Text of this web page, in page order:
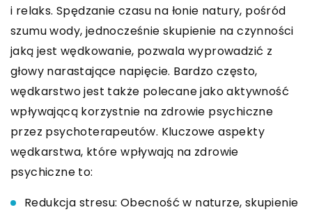
i relaks. Spędzanie czasu na łonie natury, pośród
szumu wody, jednocześnie skupienie na czynności
jaką jest wędkowanie, pozwala wyprowadzić z
głowy narastające napięcie. Bardzo często,
wędkarstwo jest także polecane jako aktywność
wpływającą korzystnie na zdrowie psychiczne
przez psychoterapeutów. Kluczowe aspekty
wędkarstwa, które wpływają na zdrowie
psychiczne to:
Redukcja stresu: Obecność w naturze, skupienie